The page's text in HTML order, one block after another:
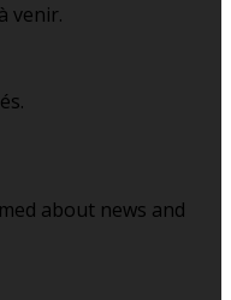
venir.
about news and